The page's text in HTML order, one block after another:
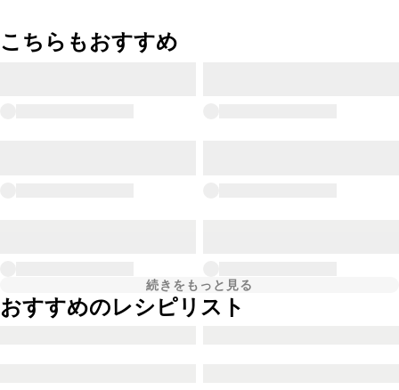
こちらもおすすめ
続きをもっと見る
おすすめのレシピリスト